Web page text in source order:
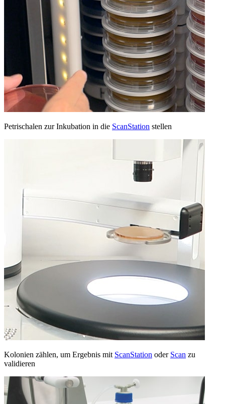
Petrischalen zur Inkubation in die ScanStation stellen
Kolonien zählen, um Ergebnis mit ScanStation oder Scan zu
validieren